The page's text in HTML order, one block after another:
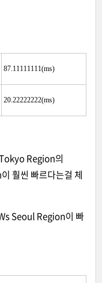
87.11111111(ms)
20.22222222(ms)
Region의
훨씬 빠르다는걸 체
Seoul Region이 빠